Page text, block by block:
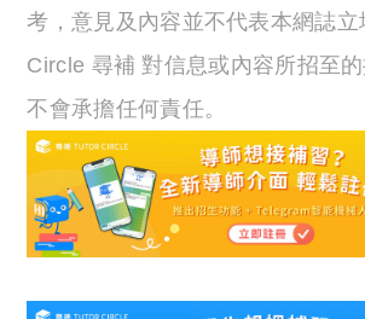
考，意見及內容並不代表本網誌立
Circle 尋補 對信息或內容所招至的
不會承擔任何責任。